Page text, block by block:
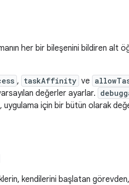
her bir bileşenini bildiren
, taskAffinity ve
değerler ayarlar.
uygulama için bir bütün olarak
kendilerini başlatan